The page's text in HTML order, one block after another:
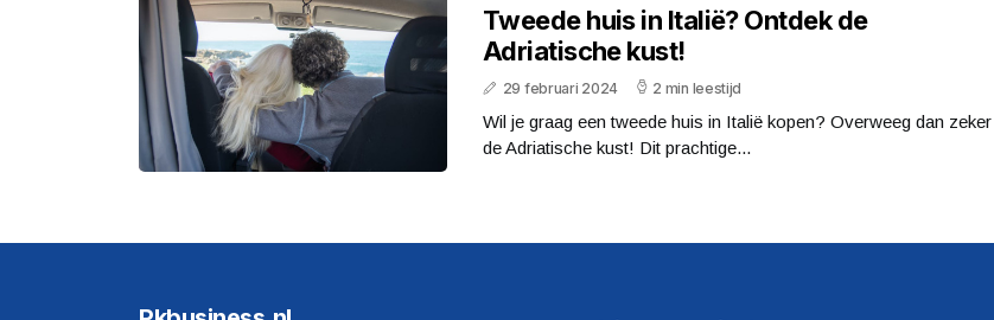
Tweede huis in Italië? Ontdek de
Adriatische kust!
29 februari 2024 2 min leestijd
Wil je graag een tweede huis in Italië kopen? Overweeg dan zeker
de Adriatische kust! Dit prachtige...